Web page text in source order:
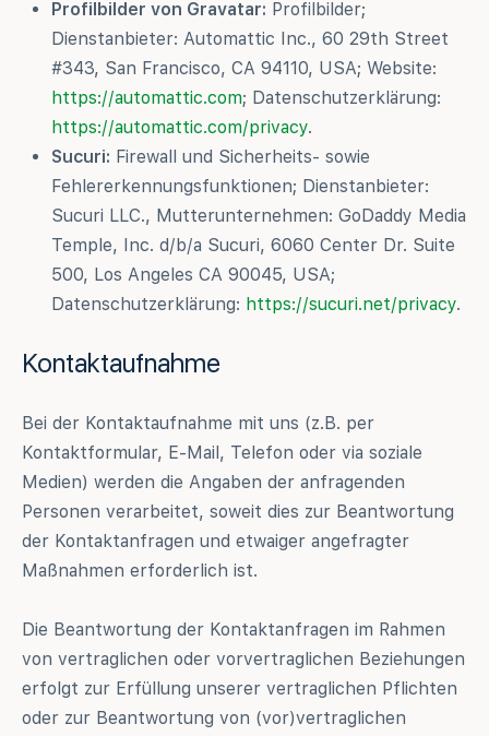
Profilbilder von Gravatar: Profilbilder;
Dienstanbieter: Automattic Inc., 60 29th Street
#343, San Francisco, CA 94110, USA; Website:
https://automattic.com; Datenschutzerklärung:
https://automattic.com/privacy.
Sucuri: Firewall und Sicherheits- sowie
Fehlererkennungsfunktionen; Dienstanbieter:
Sucuri LLC., Mutterunternehmen: GoDaddy Media
Temple, Inc. d/b/a Sucuri, 6060 Center Dr. Suite
500, Los Angeles CA 90045, USA;
Datenschutzerklärung: https://sucuri.net/privacy.
Kontaktaufnahme
Bei der Kontaktaufnahme mit uns (z.B. per
Kontaktformular, E-Mail, Telefon oder via soziale
Medien) werden die Angaben der anfragenden
Personen verarbeitet, soweit dies zur Beantwortung
der Kontaktanfragen und etwaiger angefragter
Maßnahmen erforderlich ist.
Die Beantwortung der Kontaktanfragen im Rahmen
von vertraglichen oder vorvertraglichen Beziehungen
erfolgt zur Erfüllung unserer vertraglichen Pflichten
oder zur Beantwortung von (vor)vertraglichen